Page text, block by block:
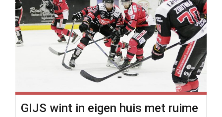
GIJS wint in eigen huis met ruime